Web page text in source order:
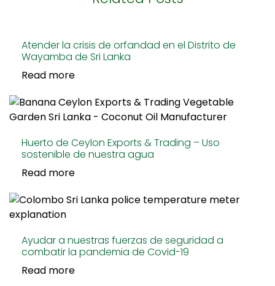
Atender la crisis de orfandad en el Distrito de
Wayamba de Sri Lanka
Read more
Huerto de Ceylon Exports & Trading – Uso
sostenible de nuestra agua
Read more
Ayudar a nuestras fuerzas de seguridad a
combatir la pandemia de Covid-19
Read more